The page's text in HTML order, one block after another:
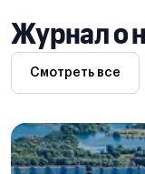
Журнал о
Смотреть все